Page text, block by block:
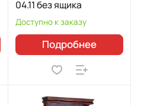
04.11 без ящика
Доступно к заказу
Подробнее